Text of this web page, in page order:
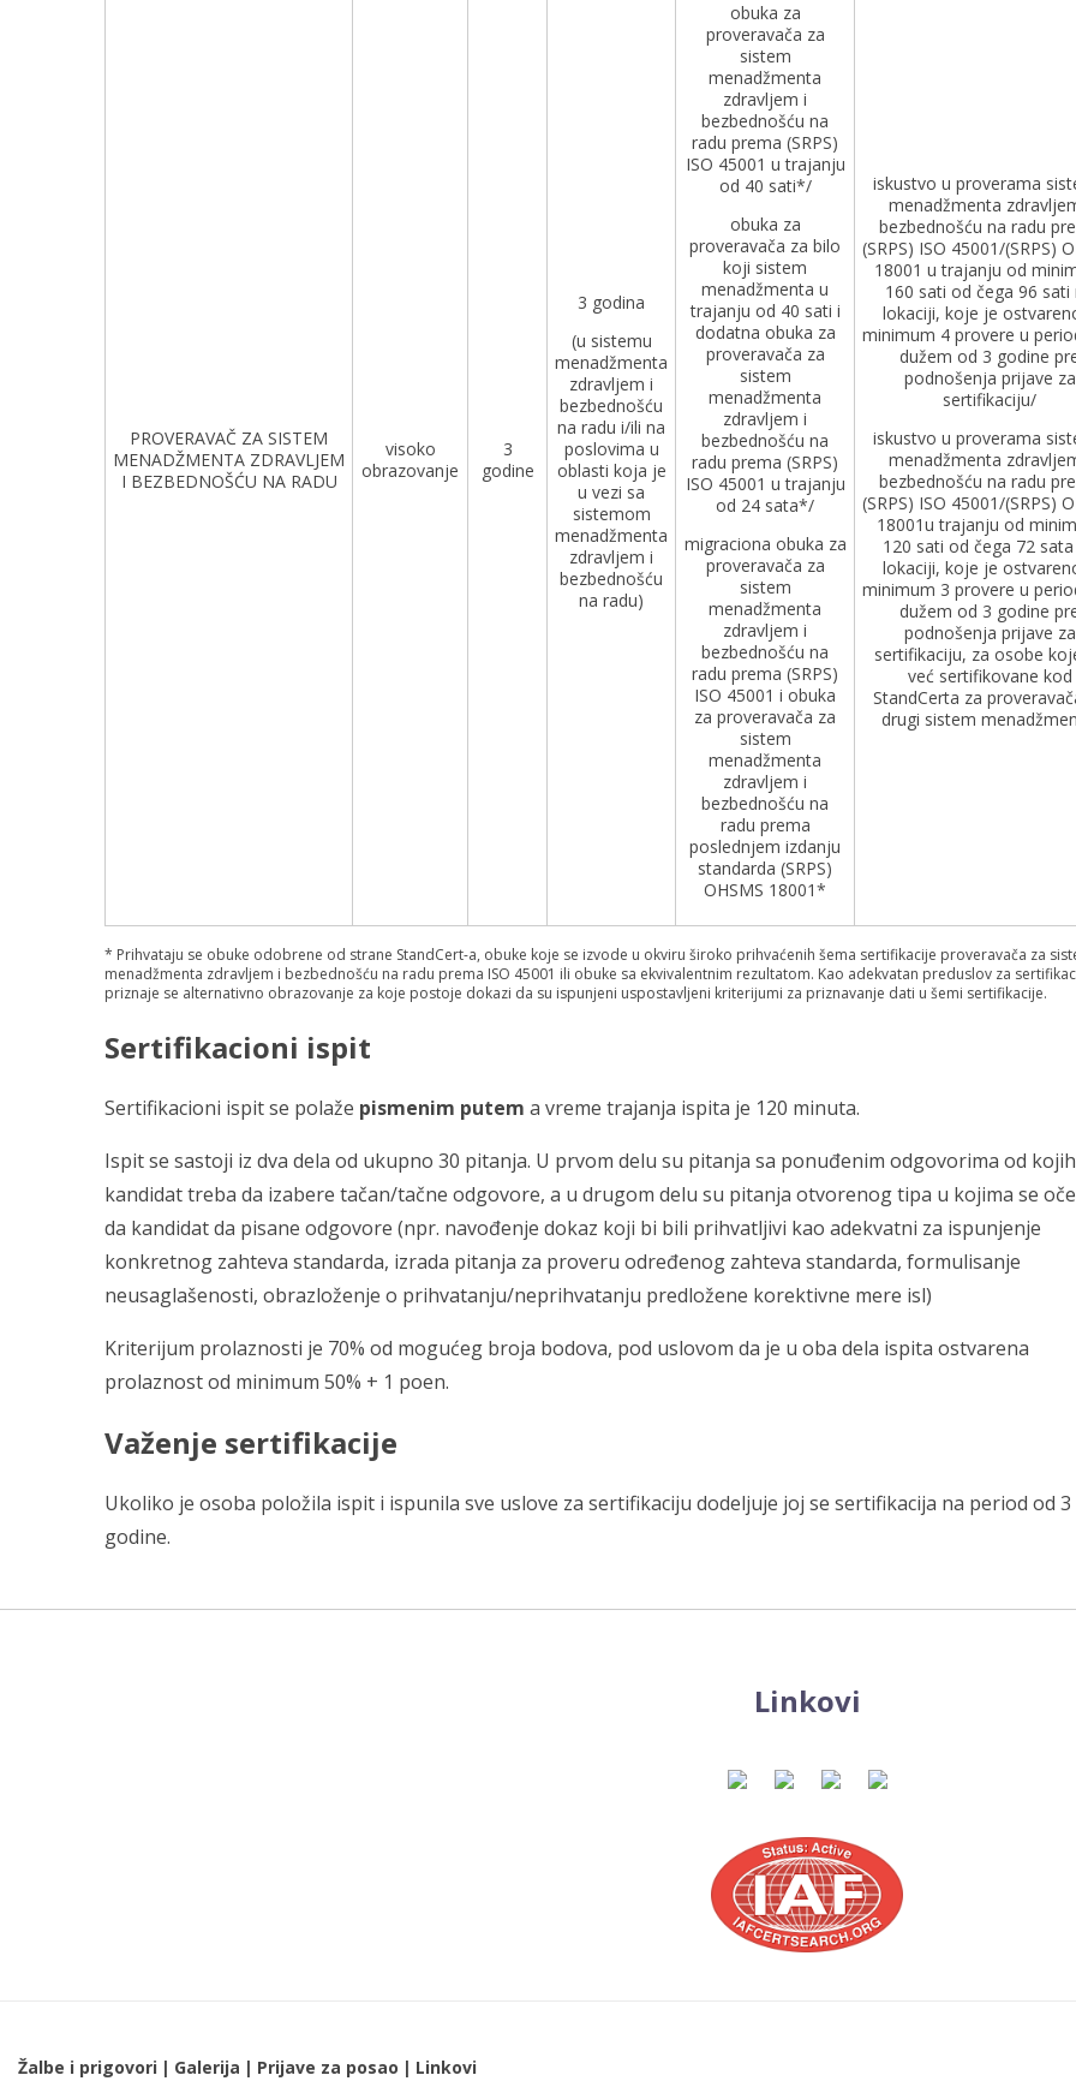
PROVERAVAČ ZA SISTEM
MENADŽMENTA ZDRAVLJEM
I BEZBEDNOŠĆU NA RADU
visoko
obrazovanje
3
godine
3 godina
(u sistemu
menadžmenta
zdravljem i
bezbednošću
na radu i/ili na
poslovima u
oblasti koja je
u vezi sa
sistemom
menadžmenta
zdravljem i
bezbednošću
na radu)
obuka za
proveravača za
sistem
menadžmenta
zdravljem i
bezbednošću na
radu prema (SRPS)
ISO 45001 u trajanju
od 40 sati*/
obuka za
proveravača za bilo
koji sistem
menadžmenta u
trajanju od 40 sati i
dodatna obuka za
proveravača za
sistem
menadžmenta
zdravljem i
bezbednošću na
radu prema (SRPS)
ISO 45001 u trajanju
od 24 sata*/
migraciona obuka za
proveravača za
sistem
menadžmenta
zdravljem i
bezbednošću na
radu prema (SRPS)
ISO 45001 i obuka
za proveravača za
sistem
menadžmenta
zdravljem i
bezbednošću na
radu prema
poslednjem izdanju
standarda (SRPS)
OHSMS 18001*
iskustvo u proverama
menadžmenta
bezbednošću na radu
(SRPS) ISO 45001/(SRPS)
18001 u trajanju od
160 sati od čega 96 sati
lokaciji, koje je
minimum 4 provere u
dužem od 3 godine
podnošenja prijave za
sertifikaciju/
iskustvo u proverama
menadžmenta
bezbednošću na radu
(SRPS) ISO 45001/(SRPS)
18001u trajanju od
120 sati od čega 72
lokaciji, koje je
minimum 3 provere u
dužem od 3 godine
podnošenja prijave za
sertifikaciju, za osobe
već sertifikovane kod
StandCerta za
drugi sistem
* Prihvataju se obuke odobrene od strane StandCert-a, obuke koje se izvode u okviru široko prihvaćenih šema sertifikacije proveravača za
menadžmenta zdravljem i bezbednošću na radu prema ISO 45001 ili obuke sa ekvivalentnim rezultatom. Kao adekvatan preduslov za
priznaje se alternativno obrazovanje za koje postoje dokazi da su ispunjeni uspostavljeni kriterijumi za priznavanje dati u šemi sertifikacije.
Sertifikacioni ispit
Sertifikacioni ispit se polaže pismenim putem a vreme trajanja ispita je 120 minuta.
Ispit se sastoji iz dva dela od ukupno 30 pitanja. U prvom delu su pitanja sa ponuđenim odgovorima od kojih
kandidat treba da izabere tačan/tačne odgovore, a u drugom delu su pitanja otvorenog tipa u kojima se
da kandidat da pisane odgovore (npr. navođenje dokaz koji bi bili prihvatljivi kao adekvatni za ispunjenje
konkretnog zahteva standarda, izrada pitanja za proveru određenog zahteva standarda, formulisanje
neusaglašenosti, obrazloženje o prihvatanju/neprihvatanju predložene korektivne mere isl)
Kriterijum prolaznosti je 70% od mogućeg broja bodova, pod uslovom da je u oba dela ispita ostvarena
prolaznost od minimum 50% + 1 poen.
Važenje sertifikacije
Ukoliko je osoba položila ispit i ispunila sve uslove za sertifikaciju dodeljuje joj se sertifikacija na period od 3
godine.
Linkovi
Žalbe i prigovori Galerija Prijave za posao Linkovi